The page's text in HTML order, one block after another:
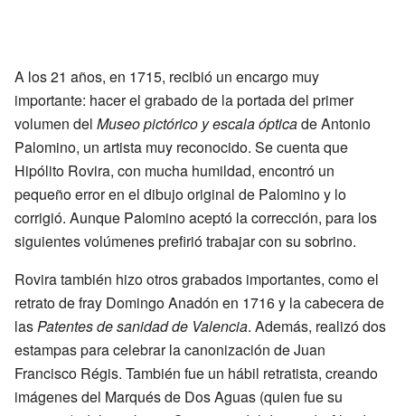
A los 21 años, en 1715, recibió un encargo muy
importante: hacer el grabado de la portada del primer
volumen del Museo pictórico y escala ópticade Antonio
Palomino, un artista muy reconocido. Se cuenta que
Hipólito Rovira, con mucha humildad, encontró un
pequeño error en el dibujo original de Palomino y lo
corrigió. Aunque Palomino aceptó la corrección, para los
siguientes volúmenes prefirió trabajar con su sobrino.
Rovira también hizo otros grabados importantes, como el
retrato de fray Domingo Anadón en 1716 y la cabecera de
las Patentes de sanidad de Valencia. Además, realizó dos
estampas para celebrar la canonización de Juan
Francisco Régis. También fue un hábil retratista, creando
imágenes del Marqués de Dos Aguas (quien fue su